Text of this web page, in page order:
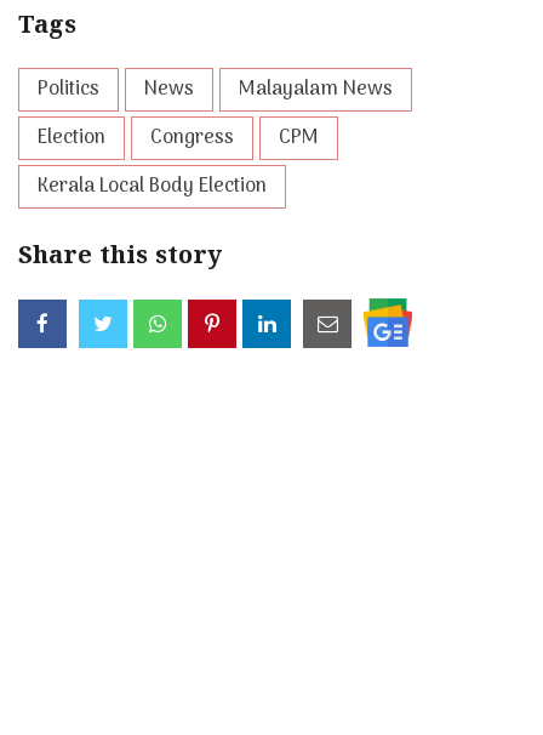
Tags
Politics News
Malayalam News
Election
Congress
CPM
Kerala Local Body Election
Share this story